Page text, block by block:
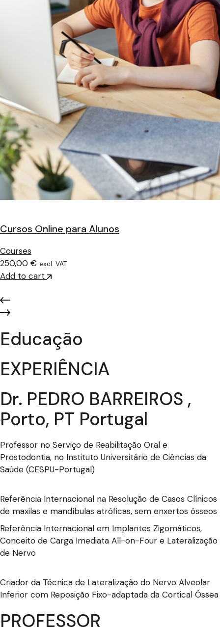
Cursos Online para Alunos
Courses
250,00 € excl. VAT
Add to cart
Educação
EXPERIÊNCIA
Dr. PEDRO BARREIROS ,
Porto, PT Portugal
Professor no Serviço de Reabilitação Oral e
Prostodontia, no Instituto Universitário de Ciências da
Saúde (CESPU-Portugal)
Referência Internacional na Resolução de Casos Clínicos
de maxilas e mandíbulas atróficas, sem enxertos ósseos
Referência Internacional em Implantes Zigomáticos,
Conceito de Carga Imediata All-on-Four e Lateralização
de Nervo
Criador da Técnica de Lateralização do Nervo Alveolar
Inferior com Reposição Fixo-adaptada da Cortical Óssea
PROFESSOR